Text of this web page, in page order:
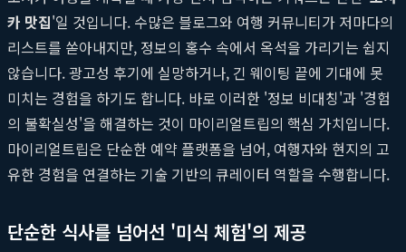
카 맛집'일 것입니다. 수많은 블로그와 여행 커뮤니티가 저마다의
리스트를 쏟아내지만, 정보의 홍수 속에서 옥석을 가리기는 쉽지
않습니다. 광고성 후기에 실망하거나, 긴 웨이팅 끝에 기대에 못
미치는 경험을 하기도 합니다. 바로 이러한 '정보 비대칭'과 '경험
의 불확실성'을 해결하는 것이 마이리얼트립의 핵심 가치입니다.
마이리얼트립은 단순한 예약 플랫폼을 넘어, 여행자와 현지의 고
유한 경험을 연결하는 기술 기반의 큐레이터 역할을 수행합니다.
단순한 식사를 넘어선 '미식 체험'의 제공